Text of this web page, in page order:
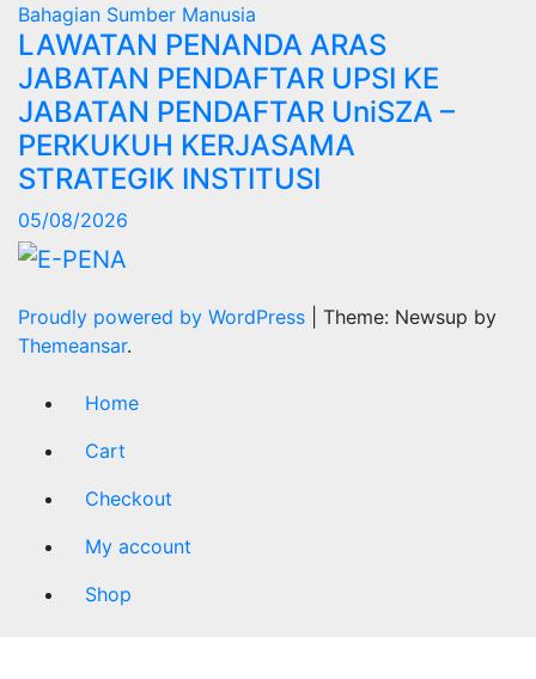
Bahagian Sumber Manusia
LAWATAN PENANDA ARAS
JABATAN PENDAFTAR UPSI KE
JABATAN PENDAFTAR UniSZA –
PERKUKUH KERJASAMA
STRATEGIK INSTITUSI
05/08/2026
Proudly powered by WordPress
Theme: Newsup by
Themeansar.
Home
Cart
Checkout
My account
Shop